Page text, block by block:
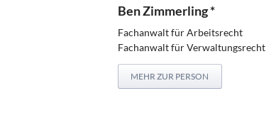
Ben Zimmerling *
Fachanwalt für Arbeitsrecht
Fachanwalt für Verwaltungsrecht
MEHR ZUR PERSON